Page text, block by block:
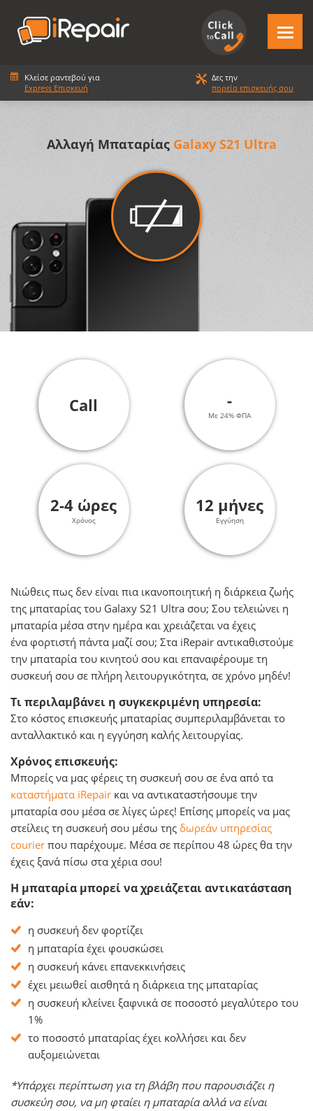
Κλείσε ραντεβού για
Express Επισκευή
Δες την
πορεία επισκευής σου
Αλλαγή Μπαταρίας Galaxy S21 Ultra
Call -
Με 24% ΦΠΑ
2-4 ώρες
Χρόνος
12 μήνες
Εγγύηση
Νιώθεις πως δεν είναι πια ικανοποιητική η διάρκεια ζωής
της μπαταρίας του Galaxy S21 Ultra σου; Σου τελειώνει η
μπαταρία μέσα στην ημέρα και χρειάζεται να έχεις
ένα φορτιστή πάντα μαζί σου; Στα iRepair αντικαθιστούμε
την μπαταρία του κινητού σου και επαναφέρουμε τη
συσκευή σου σε πλήρη λειτουργικότητα, σε χρόνο μηδέν!
Τι περιλαμβάνει η συγκεκριμένη υπηρεσία:
Στο κόστος επισκευής μπαταρίας συμπεριλαμβάνεται το
ανταλλακτικό και η εγγύηση καλής λειτουργίας.
Χρόνος επισκευής:
Μπορείς να μας φέρεις τη συσκευή σου σε ένα από τα
καταστήματα iRepair και να αντικαταστήσουμε την
μπαταρία σου μέσα σε λίγες ώρες! Επίσης μπορείς να μας
στείλεις τη συσκευή σου μέσω της δωρεάν υπηρεσίας
courier που παρέχουμε. Μέσα σε περίπου 48 ώρες θα την
έχεις ξανά πίσω στα χέρια σου!
Η μπαταρία μπορεί να χρειάζεται αντικατάσταση
εάν:
η συσκευή δεν φορτίζει
η μπαταρία έχει φουσκώσει
η συσκευή κάνει επανεκκινήσεις
έχει μειωθεί αισθητά η διάρκεια της μπαταρίας
η συσκευή κλείνει ξαφνικά σε ποσοστό μεγαλύτερο του
1%
το ποσοστό μπαταρίας έχει κολλήσει και δεν
αυξομειώνεται
*Υπάρχει περίπτωση για τη βλάβη που παρουσιάζει η
συσκεύη σου, να μη φταίει η μπαταρία αλλά να είναι